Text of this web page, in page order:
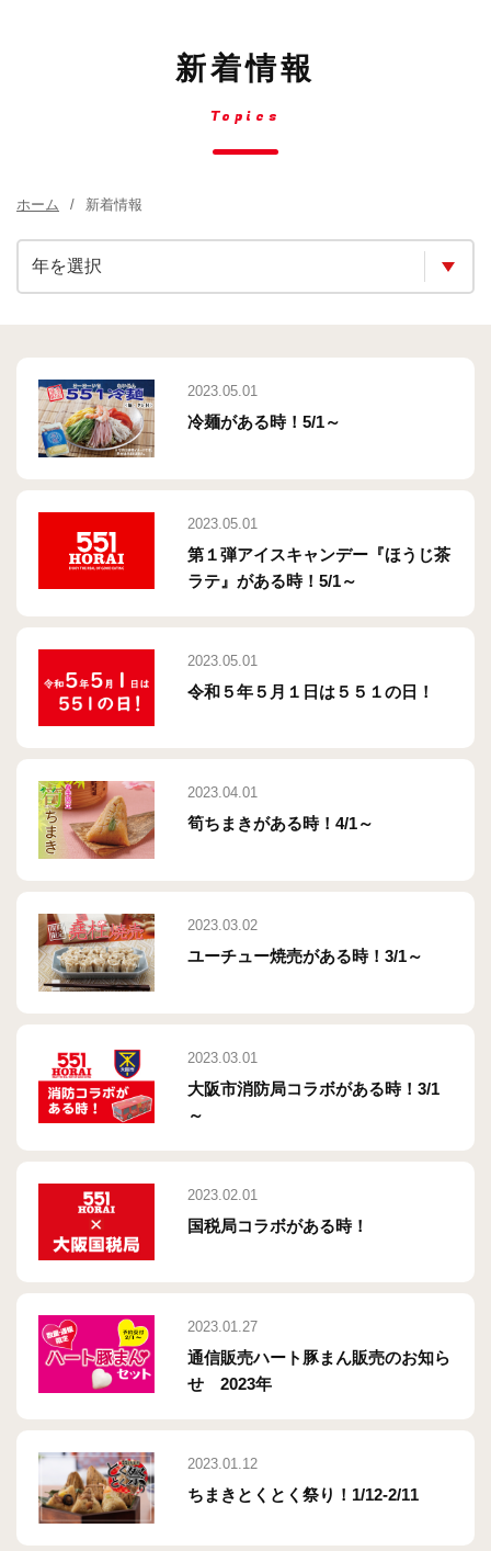
新着情報
Topics
ホーム 新着情報
2023.05.01
冷麺がある時！5/1～
2023.05.01
第１弾アイスキャンデー『ほうじ茶
ラテ』がある時！5/1～
2023.05.01
令和５年５月１日は５５１の日！
2023.04.01
筍ちまきがある時！4/1～
2023.03.02
ユーチュー焼売がある時！3/1～
2023.03.01
大阪市消防局コラボがある時！3/1
～
2023.02.01
国税局コラボがある時！
2023.01.27
通信販売ハート豚まん販売のお知ら
せ 2023年
2023.01.12
ちまきとくとく祭り！1/12-2/11